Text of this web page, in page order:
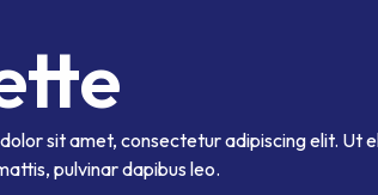
sit amet, consectetur adipiscing elit. Ut
pulvinar dapibus leo.